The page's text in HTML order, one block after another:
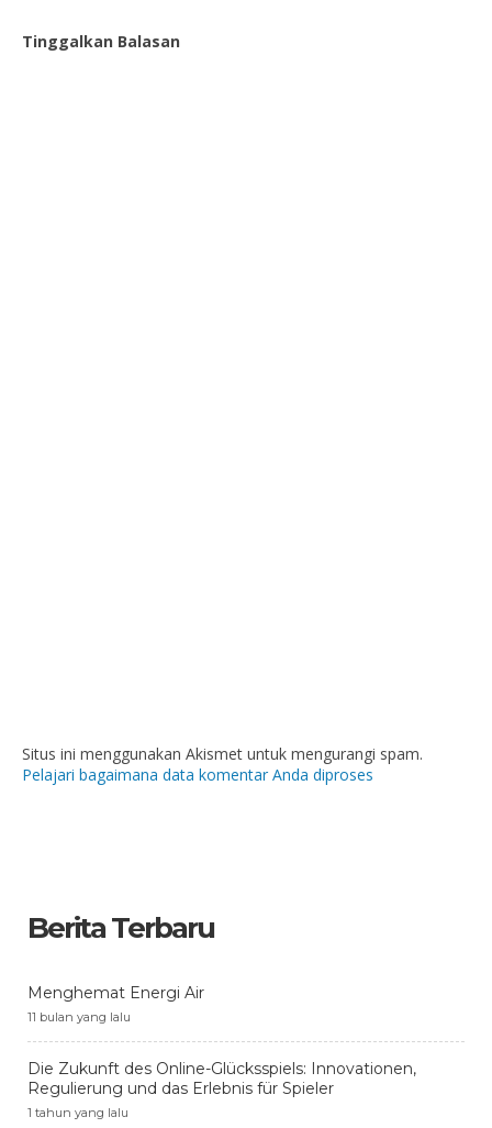
Tinggalkan Balasan
Situs ini menggunakan Akismet untuk mengurangi spam.
Pelajari bagaimana data komentar Anda diproses
Berita Terbaru
Menghemat Energi Air
11 bulan yang lalu
Die Zukunft des Online-Glücksspiels: Innovationen,
Regulierung und das Erlebnis für Spieler
1 tahun yang lalu